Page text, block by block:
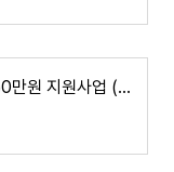
에어컨 냉난방기 교체 160만원 지원사업 (예산 소진 시 종료)